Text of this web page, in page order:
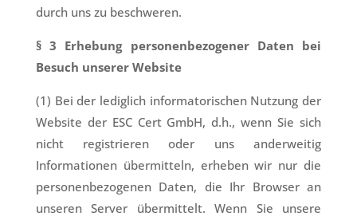
durch uns zu beschweren.
§ 3 Erhebung personenbezogener Daten bei
Besuch unserer Website
(1) Bei der lediglich informatorischen Nutzung der
Website der ESC Cert GmbH, d.h., wenn Sie sich
nicht registrieren oder uns anderweitig
Informationen übermitteln, erheben wir nur die
personenbezogenen Daten, die Ihr Browser an
unseren Server übermittelt. Wenn Sie unsere